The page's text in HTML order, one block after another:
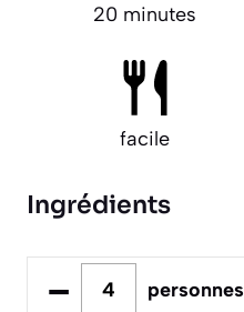
20 minutes
facile
Ingrédients
– personnes